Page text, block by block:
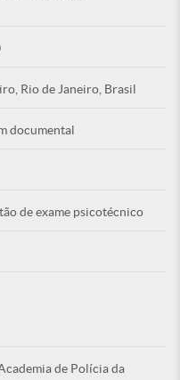
Rio de Janeiro, Brasil
documental
de exame psicotécnico
de Polícia da